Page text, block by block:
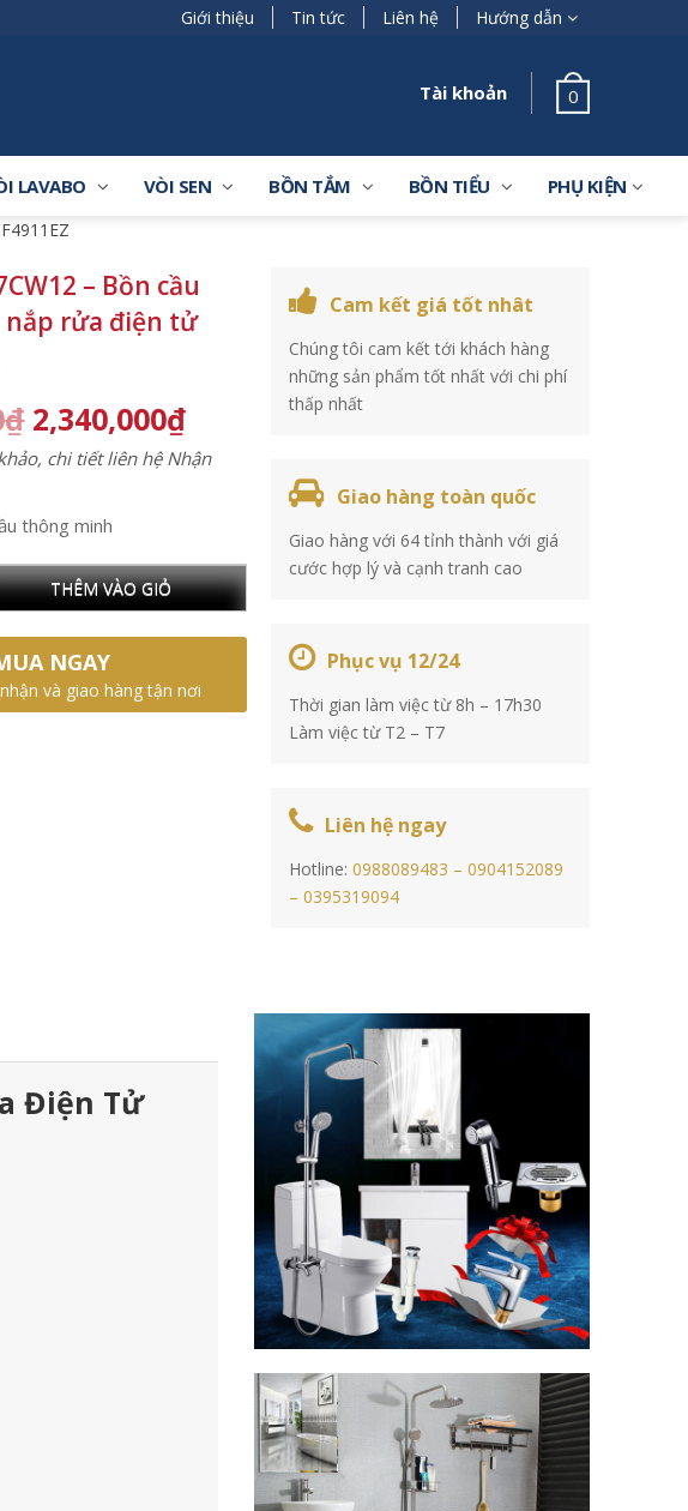
Giới thiệu Tin tức Liên hệ Hướng dẫn
Tài khoản 0
LAVABO VÒI SEN BỒN TẮM BỒN TIỂU PHỤ KIỆN
– Bồn cầu
rửa điện tử
₫ 2,340,000₫
chi tiết liên hệ Nhận
thông minh
THÊM VÀO GIỎ
NGAY
và giao hàng tận nơi
Cam kết giá tốt nhât
Chúng tôi cam kết tới khách hàng
những sản phẩm tốt nhất với chi phí
thấp nhất
Giao hàng toàn quốc
Giao hàng với 64 tỉnh thành với giá
cước hợp lý và cạnh tranh cao
Phục vụ 12/24
Thời gian làm việc từ 8h – 17h30
Làm việc từ T2 – T7
Liên hệ ngay
Hotline: 0988089483 – 0904152089
– 0395319094
Điện Tử